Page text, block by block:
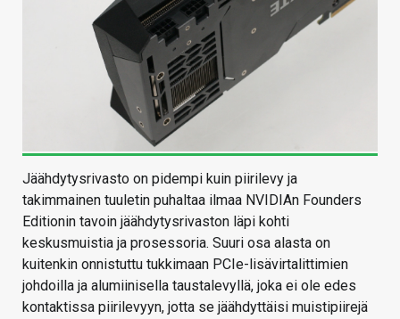
Jäähdytysrivasto on pidempi kuin piirilevy ja
takimmainen tuuletin puhaltaa ilmaa NVIDIAn Founders
Editionin tavoin jäähdytysrivaston läpi kohti
keskusmuistia ja prosessoria. Suuri osa alasta on
kuitenkin onnistuttu tukkimaan PCIe-lisävirtalittimien
johdoilla ja alumiinisella taustalevyllä, joka ei ole edes
kontaktissa piirilevyyn, jotta se jäähdyttäisi muistipiirejä